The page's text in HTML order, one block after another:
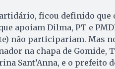
ficou definido que
apoiam Dilma, PT e
não participariam. Mas
na chapa de Gomide,
Sant’Anna, e o prefeito